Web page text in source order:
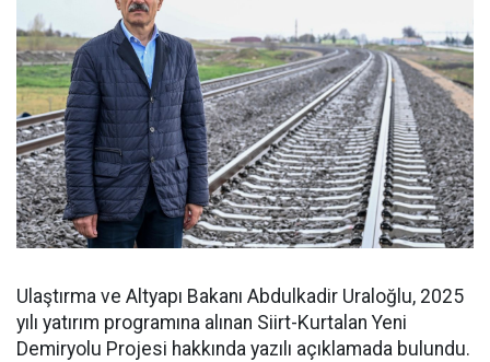
Ulaştırma ve Altyapı Bakanı Abdulkadir Uraloğlu, 2025
yılı yatırım programına alınan Siirt-Kurtalan Yeni
Demiryolu Projesi hakkında yazılı açıklamada bulundu.